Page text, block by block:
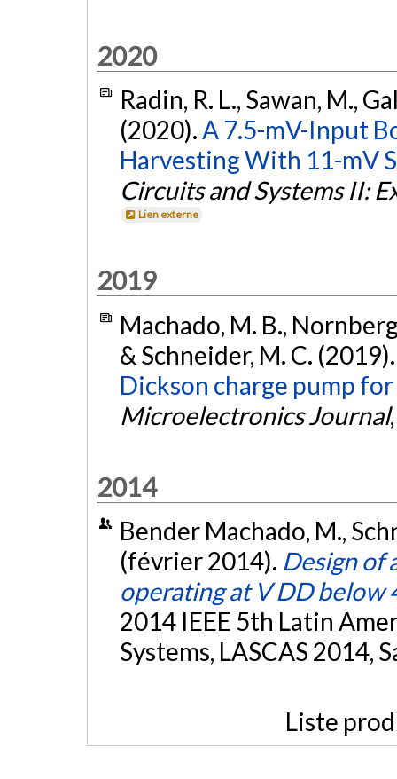
2020
Radin, R. L., Sawan, M.,
(2020).A 7.5-mV-Input
Harvesting With 11-mV
Circuits and Systems II:
Lien externe
2019
Machado, M. B.,
& Schneider, M. C.
Dickson charge pump
Microelectronics Journal
2014
Bender Machado, M.,
(février 2014). Design of
operating at V DD below
2014 IEEE 5th Latin
Systems, LASCAS 2014,
Liste